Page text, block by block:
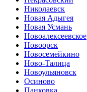
Николаевск
Новая Адыгея
Новая Усмань
Новоалексеевское
Новоорск
Новосемейкино
Ново-Талица
Новоульяновск
Осиново
Панковка